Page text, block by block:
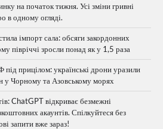
на початок тижня. Усі зміни гривні
в одному огляді.
імпорт сала: обсяги закордонних
півріччі зросли понад як у 1,5 раза
прицілом: українські дрони уразили
у Чорному та Азовському морях
ChatGPT відкриває безмежні
акаунтів. Спілкуйтеся без
запити вже зараз!